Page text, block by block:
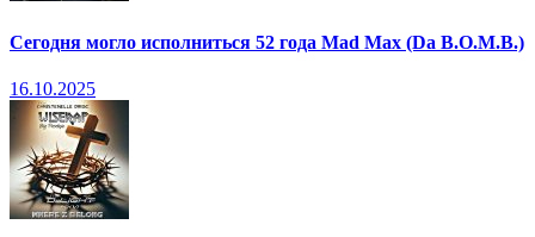
Сегодня могло исполниться 52 года Mad Max (Da B.O.M.B.)
16.10.2025